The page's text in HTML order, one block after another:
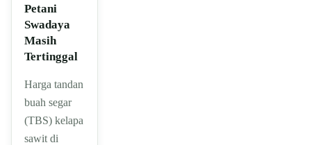
Petani
Swadaya
Masih
Tertinggal
Harga tandan
buah segar
(TBS) kelapa
sawit di